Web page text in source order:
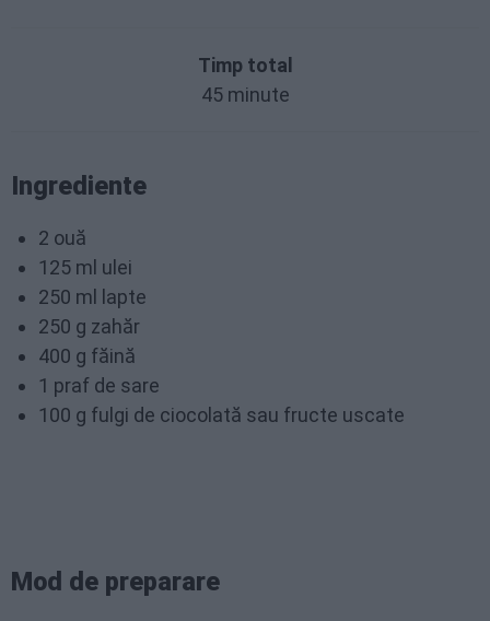
Timp total
45 minute
Ingrediente
2 ouă
125 ml ulei
250 ml lapte
250 g zahăr
400 g făină
1 praf de sare
100 g fulgi de ciocolată sau fructe uscate
Mod de preparare